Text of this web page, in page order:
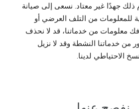
ذلك جهدًا غير معتاد. نسعى إلى صيانة
للمعلومات من التلف العرضي أو
معلومات من خدماتنا، قد لا نحذف
من خدماتنا النشطة وقد لا نزيل
الاحتياطي لدينا.